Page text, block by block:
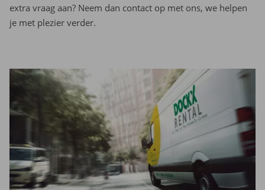
extra vraag aan? Neem dan contact op met ons, we helpen
je met plezier verder.